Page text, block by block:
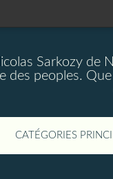
Sarkozy de
des peoples.
CATÉGORIES